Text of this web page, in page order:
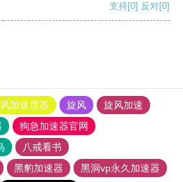
支持[0] 反对[0]
加速度器 旋风
旋风加速
狗急加速器官网
八戒看书
黑豹加速器 黑洞vp永久加速器